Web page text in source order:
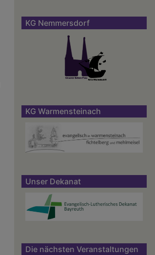
KG Nemmersdorf
KG Warmensteinach
Unser Dekanat
Die nächsten Veranstaltungen